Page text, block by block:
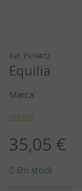
Ref. PX74472
Equilia
Marca:
35,05 €
Em stock